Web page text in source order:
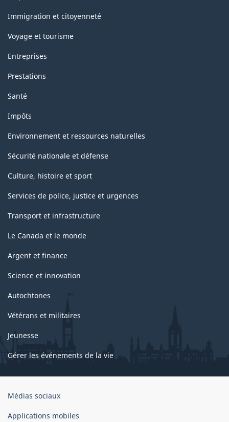
sujets
Immigration et citoyenneté
Voyage et tourisme
Entreprises
Prestations
Santé
Impôts
Environnement et ressources naturelles
Sécurité nationale et défense
Culture, histoire et sport
Services de police, justice et urgences
Transport et infrastructure
Le Canada et le monde
Argent et finance
Science et innovation
Autochtones
Vétérans et militaires
Jeunesse
Gérer les événements de la vie
Organisation
gouvernement
Médias sociaux
Applications mobiles